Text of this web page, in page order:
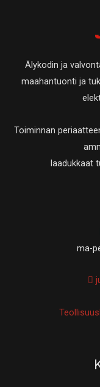
Älykodin ja
maahantuonti ja
Toiminnan
laadukkaat
ma-